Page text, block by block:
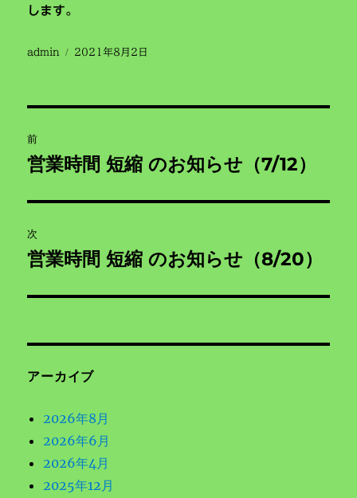
します。
投
admin
投
2021年8月2日
稿
ビ
ゲ
ー
前
前
投
稿:
営業時間 短縮 のお知らせ（7/12）
次
次
投
営業時間 短縮 のお知らせ（8/20）
アーカイブ
2026年8月
2026年6月
2026年4月
2025年12月